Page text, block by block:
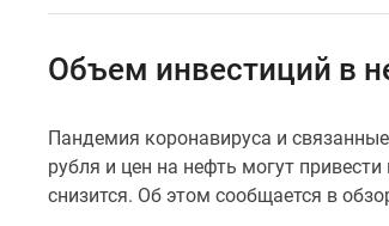
помещения
застройщики
Панорамы
новостроек
Объем инвестиций в
Пандемия коронавируса и
рубля и цен на нефть могут
снизится. Об этом сообщается в